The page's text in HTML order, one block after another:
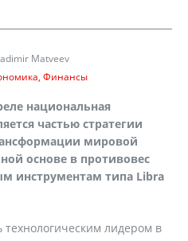
Matveev
Финансы
национальная
частью стратегии
мировой
основе в противовес
инструментам типа Libra
лидером в